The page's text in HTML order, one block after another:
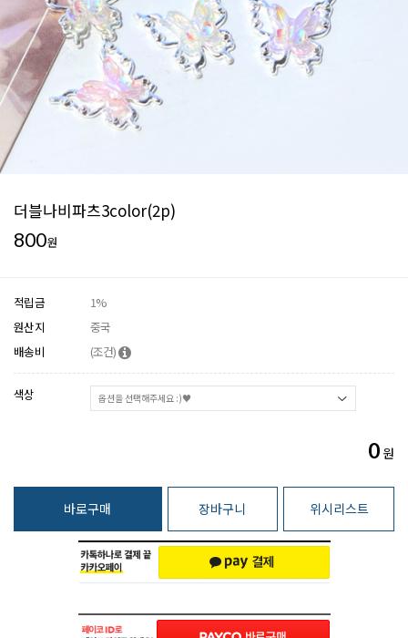
더블나비파츠3color(2p)
800원
적립금
1%
원산지
중국
배송비
(조건)
색상
0 원
바로구매 장바구니 위시리스트